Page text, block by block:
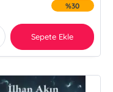
%30
Sepete Ekle